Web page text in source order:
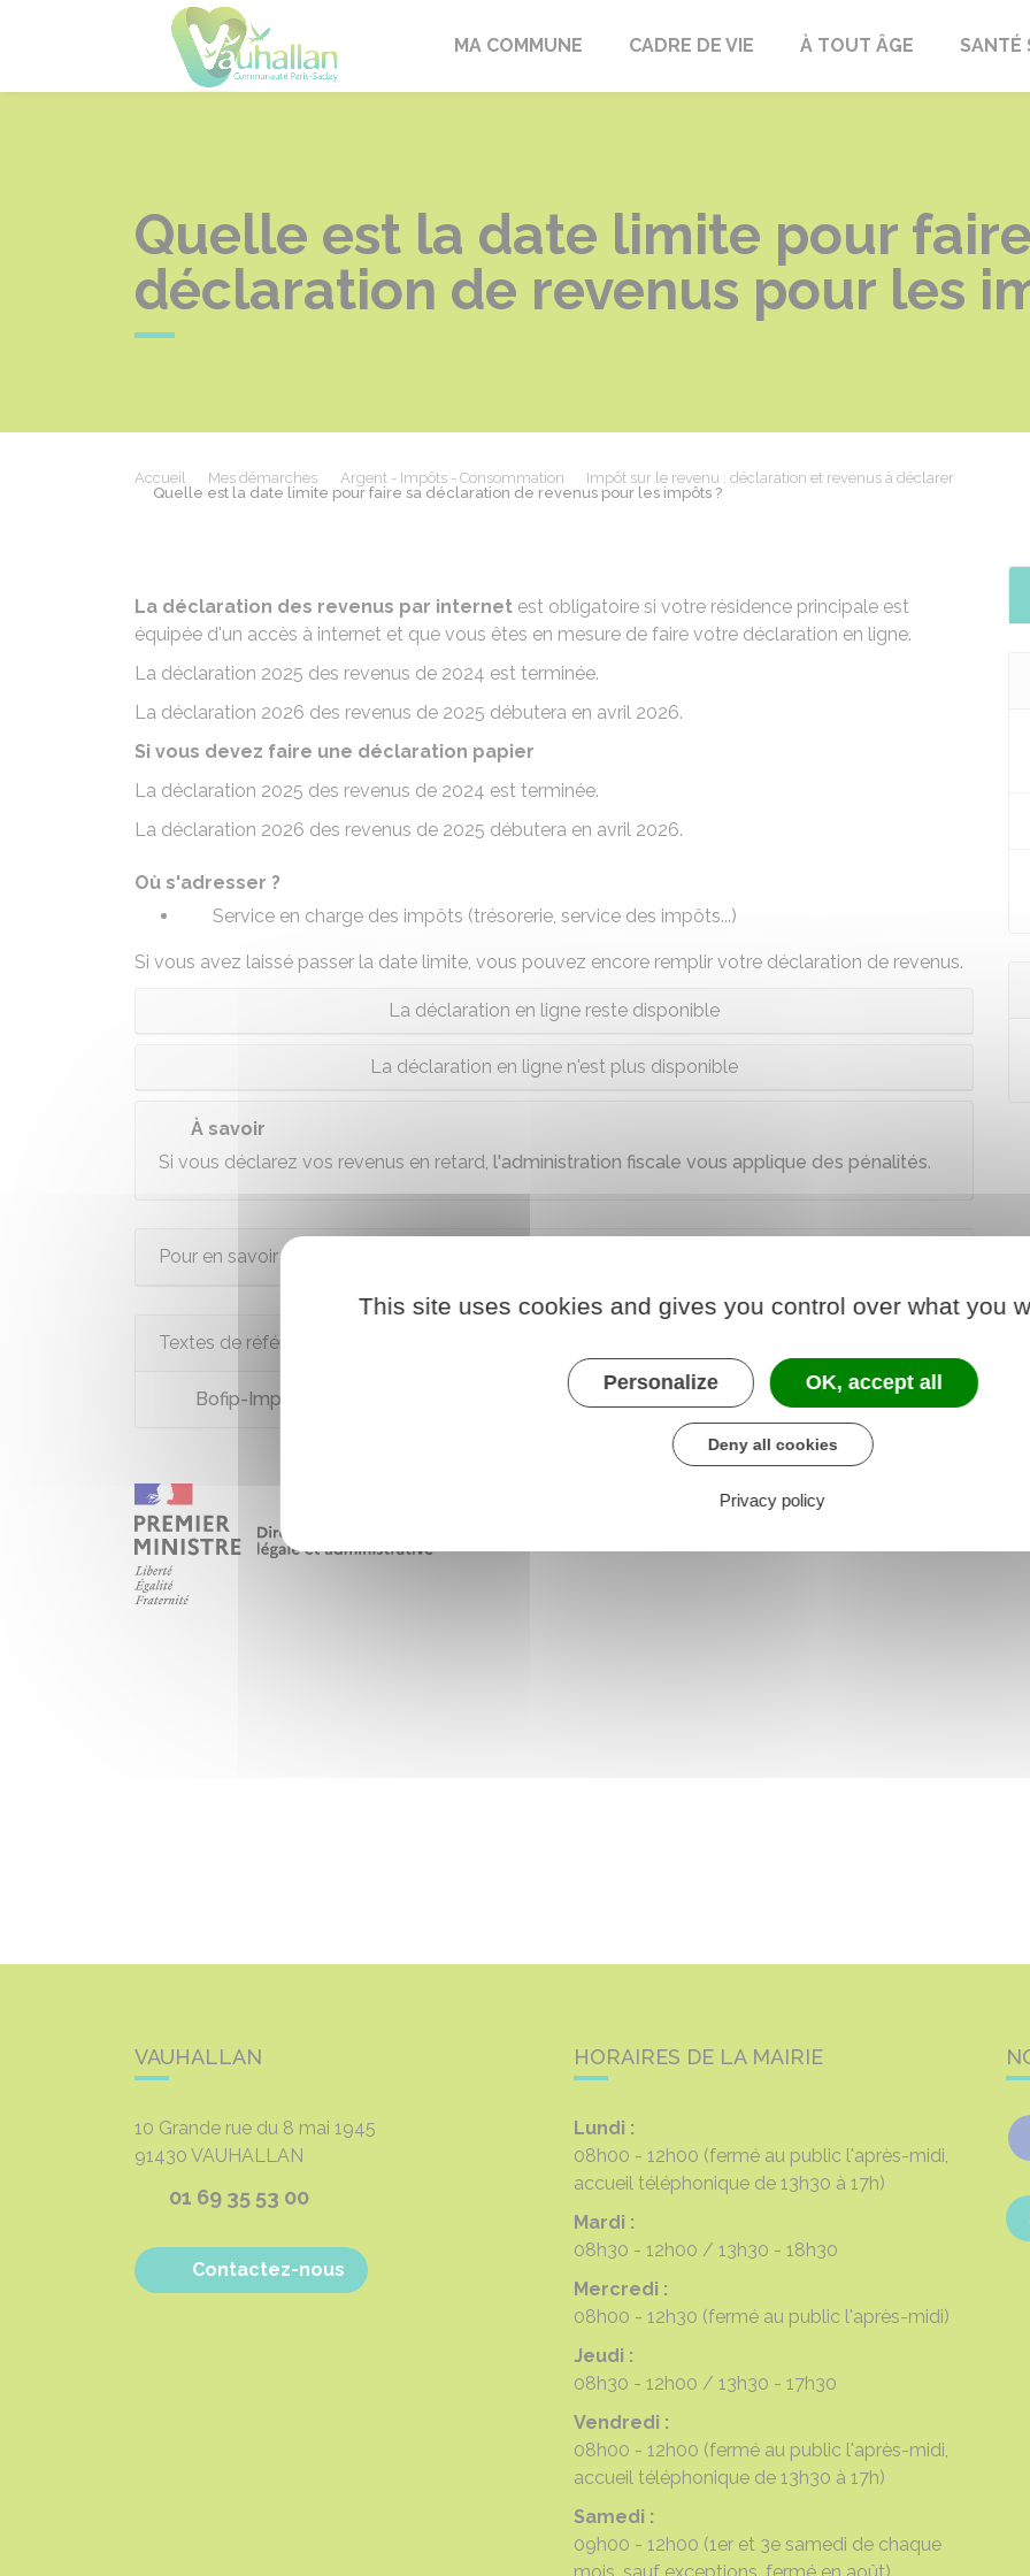
VauhallanMA COMMUNE CADRE DE VIE À TOUT ÂGE SANTÉ
Quelle est la date limite pour
déclaration de revenus pour les
Accueil Mes démarches Argent - Impôts - Consommation
Impôt sur le revenu : déclaration et revenus à déclarer
Quelle est la date limite pour faire sa déclaration de revenus pour les impôts ?
La déclaration des revenus par internet est obligatoire si votre résidence principale est
équipée d'un accès à internet et que vous êtes en mesure de faire votre déclaration en ligne.
La déclaration 2025 des revenus de 2024 est terminée.
La déclaration 2026 des revenus de 2025 débutera en avril 2026.
Si vous devez faire une déclaration papier
La déclaration 2025 des revenus de 2024 est terminée.
La déclaration 2026 des revenus de 2025 débutera en avril 2026.
Où s'adresser ?
Service en charge des impôts (trésorerie, service des impôts...)
Si vous avez laissé passer la date limite, vous pouvez encore remplir votre déclaration de revenus.
La déclaration en ligne reste disponible
La déclaration en ligne n'est plus disponible
À savoir
Si vous déclarez vos revenus en retard, l'administration fiscale vous applique des pénalités.
Pour en savoir plus
Textes de référence
Bofip-Impôts n°BOI-IR-DECLA relatif aux obligations déclaratives
VAUHALLAN
10 Grande rue du 8 mai 1945
91430 VAUHALLAN
01 69 35 53 00
Contactez-nous
HORAIRES DE LA MAIRIE
Lundi :
08h00 - 12h00 (fermé au public l'après-midi,
accueil téléphonique de 13h30 à 17h)
Mardi :
08h30 - 12h00
13h30 - 18h30
Mercredi :
08h00 - 12h30 (fermé au public l'après-midi)
Jeudi :
08h30 - 12h00
13h30 - 17h30
Vendredi :
08h00 - 12h00 (fermé au public l'après-midi,
accueil téléphonique de 13h30 à 17h)
Samedi :
09h00 - 12h00 (1er et 3e samedi de chaque
This site uses cookies and gives you control over what you
Personalize OK, accept all
Deny all cookies
Privacy policy